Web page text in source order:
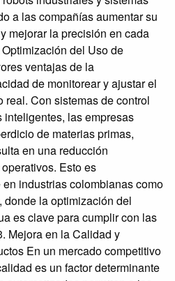
a las compañías aumentar su
mejorar la precisión en cada
del Uso de
ventajas de la
de monitorear y ajustar el
real. Con sistemas de control
las empresas
de materias primas,
en una reducción
Esto es
industrias colombianas como
la optimización del
es clave para cumplir con las
Mejora en la Calidad y
En un mercado competitivo
es un factor determinante